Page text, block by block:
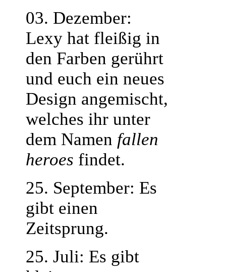
03. Dezember:
Lexy hat fleißig in
den Farben gerührt
und euch ein neues
Design angemischt,
welches ihr unter
dem Namen fallen
heroes findet.
25. September: Es
gibt einen
Zeitsprung.
25. Juli: Es gibt